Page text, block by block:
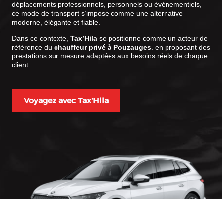
déplacements professionnels, personnels ou événementiels,
ce mode de transport s’impose comme une alternative
moderne, élégante et fiable.
Dans ce contexte, Tax’Hila se positionne comme un acteur de
référence du chauffeur privé à Pouzauges, en proposant des
prestations sur mesure adaptées aux besoins réels de chaque
client.
Voyagez avec Tax'Hila